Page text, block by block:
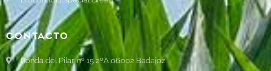
Contacto
Ronda del Pilar, nº 15 2ºA 06002 Badajoz